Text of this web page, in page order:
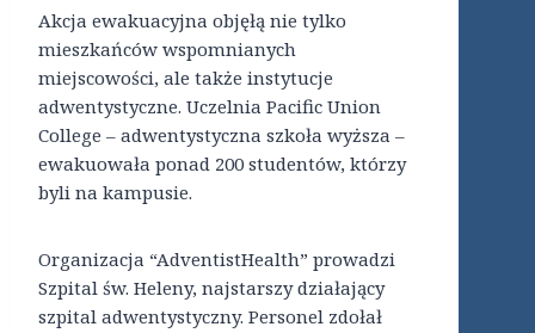
Akcja ewakuacyjna objęłą nie tylko
mieszkańców wspomnianych
miejscowości, ale także instytucje
adwentystyczne. Uczelnia Pacific Union
College – adwentystyczna szkoła wyższa –
ewakuowała ponad 200 studentów, którzy
byli na kampusie.
Organizacja “AdventistHealth” prowadzi
Szpital św. Heleny, najstarszy działający
szpital adwentystyczny. Personel zdołał